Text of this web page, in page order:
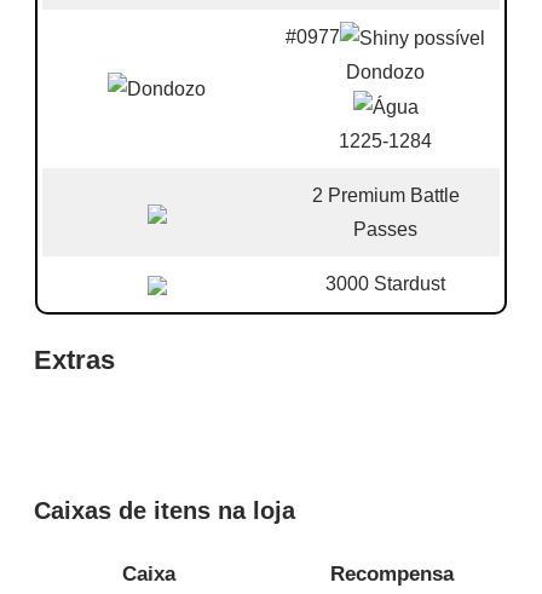
#0977
Dondozo
1225-1284
2 Premium Battle
Passes
3000 Stardust
Extras
Caixas de itens na loja
Caixa Recompensa